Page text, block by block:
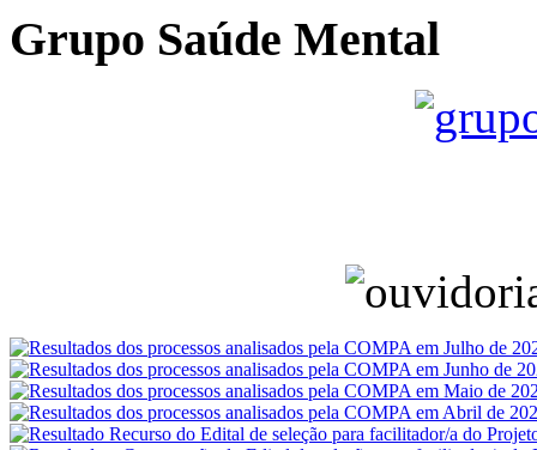
Grupo Saúde Mental